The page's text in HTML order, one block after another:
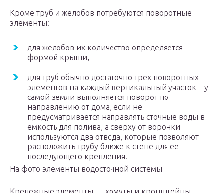
Кроме труб и желобов потребуются поворотные
элементы:
для желобов их количество определяется
формой крыши,
для труб обычно достаточно трех поворотных
элементов на каждый вертикальный участок – у
самой земли выполняется поворот по
направлению от дома, если не
предусматривается направлять сточные воды в
емкость для полива, а сверху от воронки
используются два отвода, которые позволяют
расположить трубу ближе к стене для ее
последующего крепления.
На фото элементы водосточной системы
Крепежные элементы — хомуты и кронштейны,